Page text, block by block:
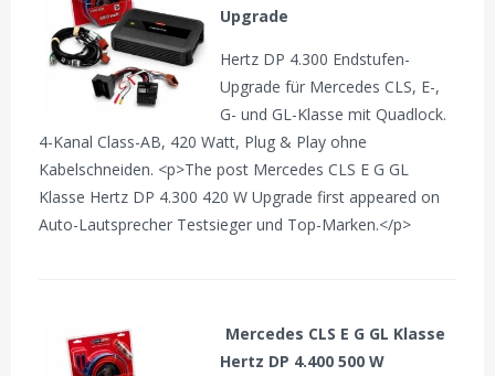
Upgrade
Hertz DP 4.300 Endstufen-
Upgrade für Mercedes CLS, E-,
G- und GL-Klasse mit Quadlock.
4-Kanal Class-AB, 420 Watt, Plug & Play ohne
Kabelschneiden. <p>The post Mercedes CLS E G GL
Klasse Hertz DP 4.300 420 W Upgrade first appeared on
Auto-Lautsprecher Testsieger und Top-Marken.</p>
Mercedes CLS E G GL Klasse
Hertz DP 4.400 500 W